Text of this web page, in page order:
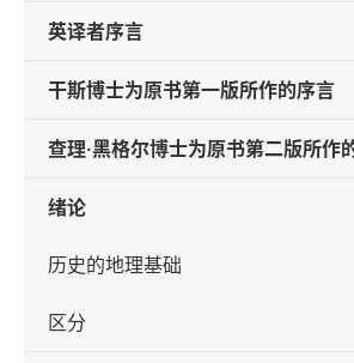
英译者序言
干斯博士为原书第一版所作的序言
查理·黑格尔博士为原书第二版所作
绪论
历史的地理基础
区分